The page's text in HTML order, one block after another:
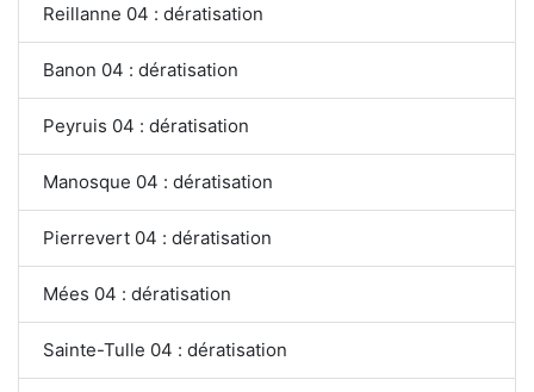
Reillanne 04 : dératisation
Banon 04 : dératisation
Peyruis 04 : dératisation
Manosque 04 : dératisation
Pierrevert 04 : dératisation
Mées 04 : dératisation
Sainte-Tulle 04 : dératisation